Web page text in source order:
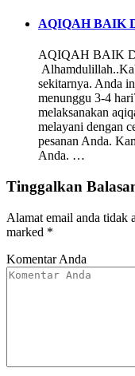
AQIQAH BAIK
AQIQAH BAIK
sekitarnya. Anda
menunggu 3-4
melaksanakan
melayani dengan
pesanan Anda.
Anda. …
Tinggalkan
Alamat email anda tidak
marked *
Komentar Anda